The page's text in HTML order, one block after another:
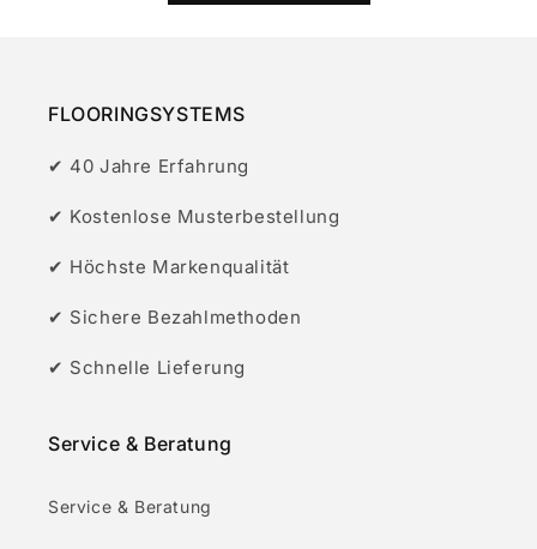
FLOORINGSYSTEMS
✔ 40 Jahre Erfahrung
✔ Kostenlose Musterbestellung
✔ Höchste Markenqualität
✔ Sichere Bezahlmethoden
✔ Schnelle Lieferung
Service & Beratung
Service & Beratung